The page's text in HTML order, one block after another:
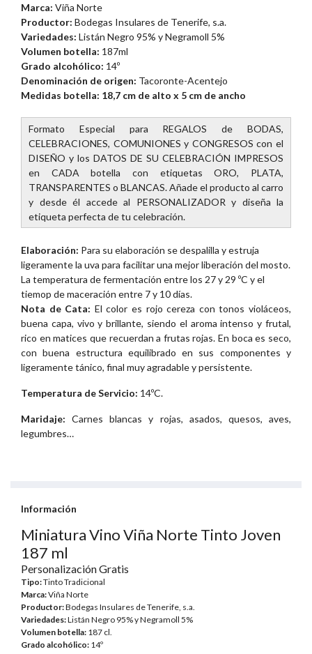
Marca: Viña Norte
Productor: Bodegas Insulares de Tenerife, s.a.
Variedades: Listán Negro 95% y Negramoll 5%
Volumen botella: 187ml
Grado alcohólico: 14º
Denominación de origen: Tacoronte-Acentejo
Medidas botella: 18,7 cm de alto x 5 cm de ancho
Formato Especial para REGALOS de BODAS,
CELEBRACIONES, COMUNIONES y CONGRESOS con el
DISEÑO y los DATOS DE SU CELEBRACIÓN IMPRESOS
en CADA botella con etiquetas ORO, PLATA,
TRANSPARENTES o BLANCAS. Añade el producto al carro
y desde él accede al PERSONALIZADOR y diseña la
etiqueta perfecta de tu celebración.
Elaboración: Para su elaboración se despalilla y estruja
ligeramente la uva para facilitar una mejor liberación del mosto.
La temperatura de fermentación entre los 27 y 29 ºC y el
tiemop de maceración entre 7 y 10 días.
Nota de Cata: El color es rojo cereza con tonos violáceos,
buena capa, vivo y brillante, siendo el aroma intenso y frutal,
rico en matices que recuerdan a frutas rojas. En boca es seco,
con buena estructura equilibrado en sus componentes y
ligeramente tánico, final muy agradable y persistente.
Temperatura de Servicio: 14ºC.
Maridaje: Carnes blancas y rojas, asados, quesos, aves,
legumbres…
Información
Miniatura Vino Viña Norte Tinto Joven
187 ml
Personalización Gratis
Tipo:Tinto Tradicional
Marca:Viña Norte
Productor:Bodegas Insulares de Tenerife, s.a.
Variedades:Listán Negro 95% y Negramoll 5%
Volumen botella: 187 cl.
Grado alcohólico: 14º